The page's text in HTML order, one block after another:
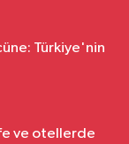
Türkiye'nin
ve otellerde